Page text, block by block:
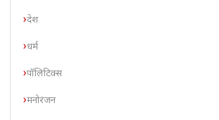
देश
धर्म
पॉलिटिक्स
मनोरंजन